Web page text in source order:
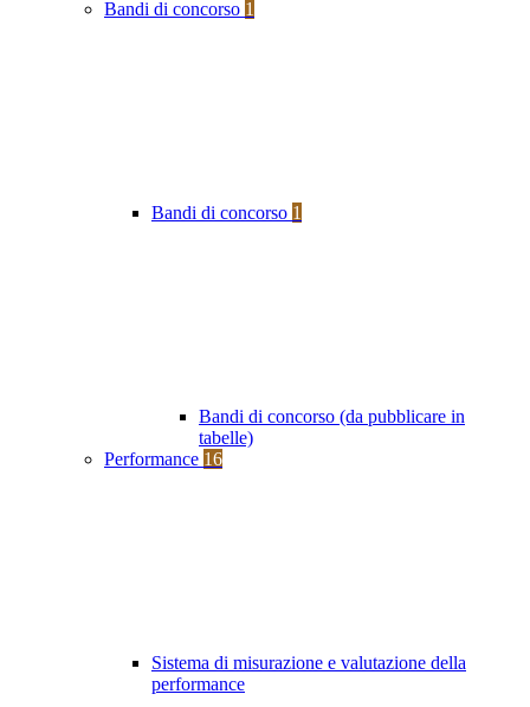
Bandi di concorso 1
Bandi di concorso 1
Bandi di concorso (da pubblicare in
tabelle)
Performance 16
Sistema di misurazione e valutazione della
performance